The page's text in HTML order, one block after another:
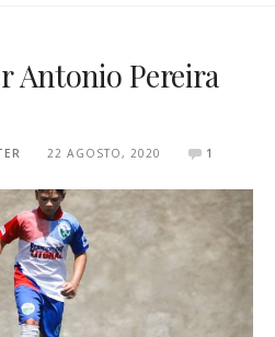
Antonio Pereira
22 AGOSTO, 2020 1